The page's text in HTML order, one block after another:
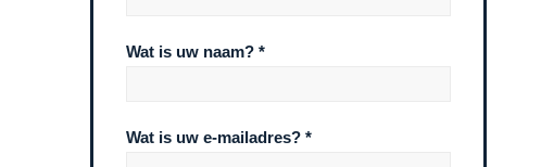
Wat is uw naam? *
Wat is uw e-mailadres? *